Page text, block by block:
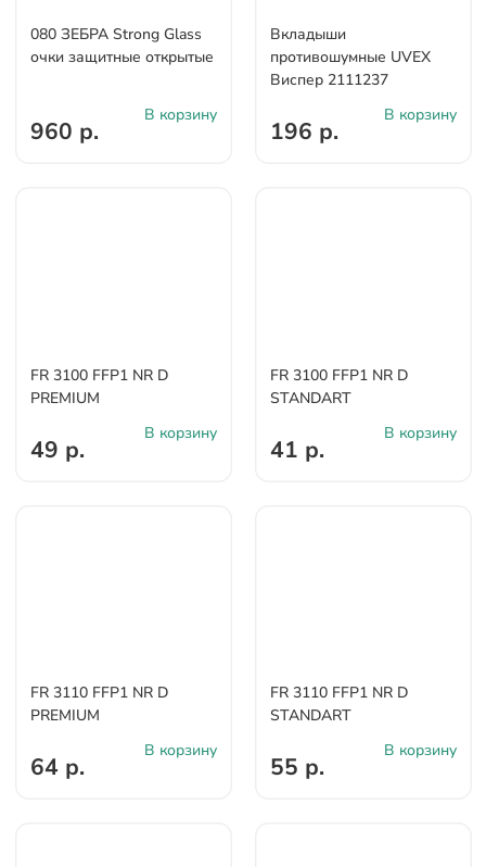
080 ЗЕБРА Strong Glass
очки защитные открытые
960 р.
В корзину
Bкладыши
противошумные UVEX
Виспер 2111237
196 р.
В корзину
FR 3100 FFP1 NR D
PREMIUM
49 р.
В корзину
FR 3100 FFP1 NR D
STANDART
41 р.
В корзину
FR 3110 FFP1 NR D
PREMIUM
64 р.
В корзину
FR 3110 FFP1 NR D
STANDART
55 р.
В корзину